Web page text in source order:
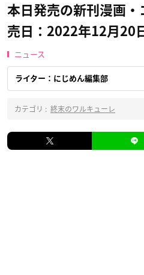
本日発売の新刊漫画・
売日：2022年12月20
ニュース
ライター：にじめん編集部
カテゴリ : 終末のワルキューレ